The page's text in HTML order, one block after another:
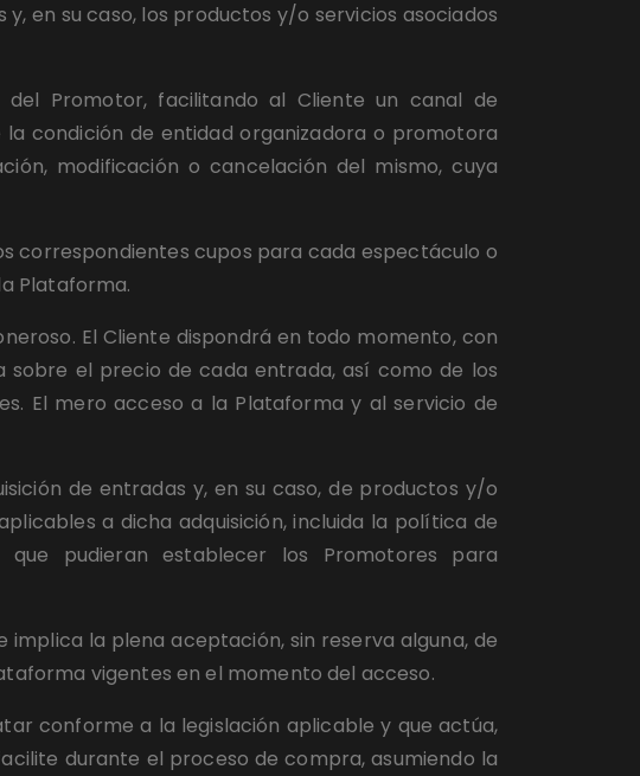
en su caso, los productos y/o servicios asociados
del Promotor, facilitando al Cliente un canal de
la condición de entidad organizadora o promotora
modificación o cancelación del mismo, cuya
correspondientes cupos para cada espectáculo o
Plataforma.
El Cliente dispondrá en todo momento, con
el precio de cada entrada, así como de los
El mero acceso a la Plataforma y al servicio de
de entradas y, en su caso, de productos y/o
a dicha adquisición, incluida la política de
que pudieran establecer los Promotores para
la plena aceptación, sin reserva alguna, de
vigentes en el momento del acceso.
conforme a la legislación aplicable y que actúa,
durante el proceso de compra, asumiendo la